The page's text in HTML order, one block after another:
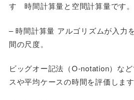
す 時間計算量と空間計算量です。
– 時間計算量 アルゴリズムが入力
間の尺度。
ビッグオー記法（O-notation）な
スや平均ケースの時間を評価します